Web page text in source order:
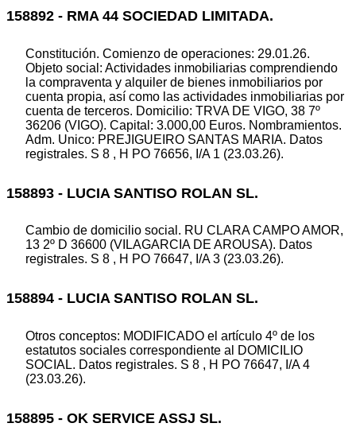
158892 - RMA 44 SOCIEDAD LIMITADA.
Constitución. Comienzo de operaciones: 29.01.26.
Objeto social: Actividades inmobiliarias comprendiendo
la compraventa y alquiler de bienes inmobiliarios por
cuenta propia, así como las actividades inmobiliarias por
cuenta de terceros. Domicilio: TRVA DE VIGO, 38 7º
36206 (VIGO). Capital: 3.000,00 Euros. Nombramientos.
Adm. Unico: PREJIGUEIRO SANTAS MARIA. Datos
registrales. S 8 , H PO 76656, I/A 1 (23.03.26).
158893 - LUCIA SANTISO ROLAN SL.
Cambio de domicilio social. RU CLARA CAMPO AMOR,
13 2º D 36600 (VILAGARCIA DE AROUSA). Datos
registrales. S 8 , H PO 76647, I/A 3 (23.03.26).
158894 - LUCIA SANTISO ROLAN SL.
Otros conceptos: MODIFICADO el artículo 4º de los
estatutos sociales correspondiente al DOMICILIO
SOCIAL. Datos registrales. S 8 , H PO 76647, I/A 4
(23.03.26).
158895 - OK SERVICE ASSJ SL.